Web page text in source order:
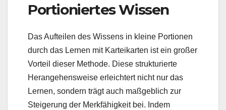
Portioniertes Wissen
Das Aufteilen des Wissens in kleine Portionen
durch das Lernen mit Karteikarten ist ein großer
Vorteil dieser Methode. Diese strukturierte
Herangehensweise erleichtert nicht nur das
Lernen, sondern trägt auch maßgeblich zur
Steigerung der Merkfähigkeit bei. Indem